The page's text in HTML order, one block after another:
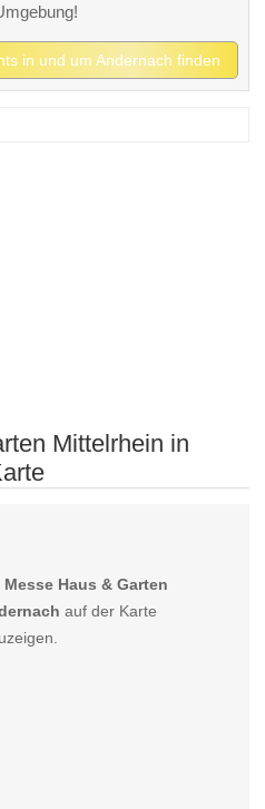
in und um Andernach finden
Mittelrhein in
Messe Haus & Garten
auf der Karte